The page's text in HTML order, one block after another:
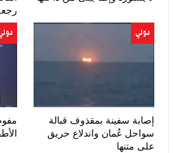
دولي
إصابة سفينة بمقذوف قبالة
سواحل عُمان واندلاع حريق
على متنها